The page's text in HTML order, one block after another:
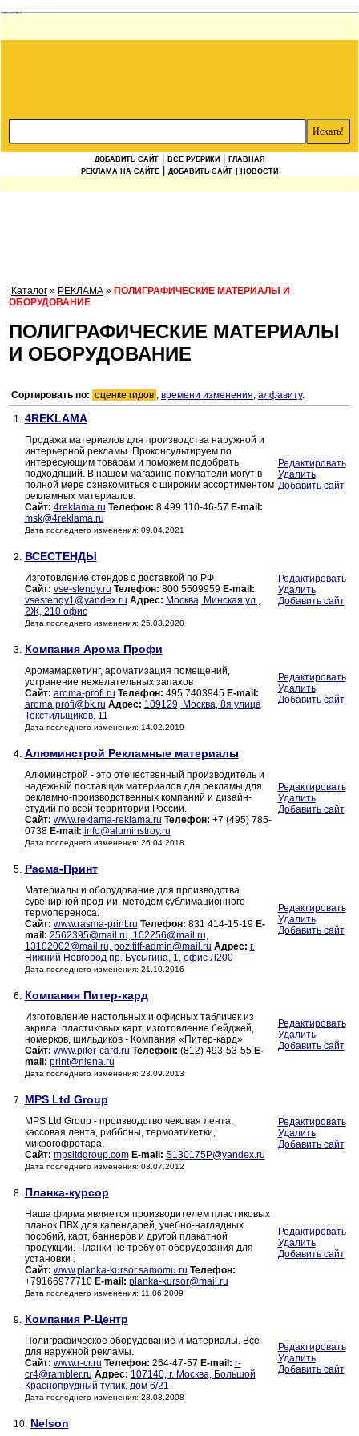
ДОБАВИТЬ САЙТ ВСЕ РУБРИКИ
ГЛАВНАЯ
РЕКЛАМА НА САЙТЕ
ДОБАВИТЬ САЙТ | НОВОСТИ
Каталог » РЕКЛАМА » ПОЛИГРАФИЧЕСКИЕ МАТЕРИАЛЫ И
ОБОРУДОВАНИЕ
ПОЛИГРАФИЧЕСКИЕ МАТЕРИАЛЫ
И ОБОРУДОВАНИЕ
Сортировать по: оценке гидов , времени изменения, алфавиту.
1. 4REKLAMA
Продажа материалов для производства наружной и
интерьерной рекламы. Проконсультируем по
интересующим товарам и поможем подобрать
подходящий. В нашем магазине покупатели могут в
полной мере ознакомиться с широким ассортиментом
рекламных материалов.
Сайт: 4reklama.ru Телефон: 8 499 110-46-57 E-mail:
msk@4reklama.ru
Дата последнего изменения: 09.04.2021
Редактировать
Удалить
Добавить сайт
2. ВСЕСТЕНДЫ
Изготовление стендов с доставкой по РФ
Сайт: vse-stendy.ru Телефон: 800 5509959 E-mail:
vsestendy1@yandex.ru Адрес: Москва, Минская ул.,
2Ж, 210 офис
Дата последнего изменения: 25.03.2020
Редактировать
Удалить
Добавить сайт
3. Компания Арома Профи
Аромамаркетинг, ароматизация помещений,
устранение нежелательных запахов
Сайт: aroma-profi.ru Телефон: 495 7403945 E-mail:
aroma.profi@bk.ru Адрес: 109129, Москва, 8я улица
Текстильщиков, 11
Дата последнего изменения: 14.02.2019
Редактировать
Удалить
Добавить сайт
4. Алюминстрой Рекламные материалы
Алюминстрой - это отечественный производитель и
надежный поставщик материалов для рекламы для
рекламно-производственных компаний и дизайн-
студий по всей территории России.
Сайт: www.reklama-reklama.ru Телефон: +7 (495) 785-
0738 E-mail: info@aluminstroy.ru
Дата последнего изменения: 26.04.2018
Редактировать
Удалить
Добавить сайт
5. Расма-Принт
Материалы и оборудование для производства
сувенирной прод-ии, методом сублимационного
термопереноса.
Сайт: www.rasma-print.ru Телефон: 831 414-15-19 E-
mail: 2562395@mail.ru, 102256@mail.ru,
13102002@mail.ru, pozitiff-admin@mail.ru Адрес: г.
Нижний Новгород пр. Бусыгина, 1, офис Л200
Дата последнего изменения: 21.10.2016
Редактировать
Удалить
Добавить сайт
6. Компания Питер-кард
Изготовление настольных и офисных табличек из
акрила, пластиковых карт, изготовление бейджей,
номерков, шильдиков - Компания «Питер-кард»
Сайт: www.piter-card.ru Телефон: (812) 493-53-55 E-
mail: print@niena.ru
Дата последнего изменения: 23.09.2013
Редактировать
Удалить
Добавить сайт
7. MPS Ltd Group
MPS Ltd Group - производство чековая лента,
кассовая лента, риббоны, термоэтикетки,
микрогофротара,
Сайт: mpsltdgroup.com E-mail: S130175P@yandex.ru
Дата последнего изменения: 03.07.2012
Редактировать
Удалить
Добавить сайт
8. Планка-курсор
Наша фирма является производителем пластиковых
планок ПВХ для календарей, учебно-наглядных
пособий, карт, баннеров и другой плакатной
продукции. Планки не требуют оборудования для
установки .
Сайт: www.planka-kursor.samomu.ru Телефон:
+79166977710 E-mail: planka-kursor@mail.ru
Дата последнего изменения: 11.06.2009
Редактировать
Удалить
Добавить сайт
9. Компания Р-Центр
Полиграфическое оборудование и материалы. Все
для наружной рекламы.
Сайт: www.r-cr.ru Телефон: 264-47-57 E-mail: r-
cr4@rambler.ru Адрес: 107140, г. Москва, Большой
Краснопрудный тупик, дом 6/21
Дата последнего изменения: 28.03.2008
Редактировать
Удалить
Добавить сайт
10. Nelson